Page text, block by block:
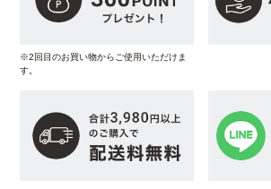
※2回目のお買い物からご使用いただけま
す。